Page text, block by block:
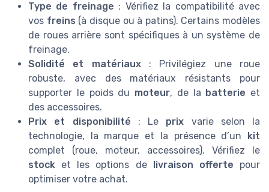
Type de freinage : Vérifiez la compatibilité avec
vos freins (à disque ou à patins). Certains modèles
de roues arrière sont spécifiques à un système de
freinage.
Solidité et matériaux: Privilégiez une roue
robuste, avec des matériaux résistants pour
supporter le poids du moteur, de la batterie et
des accessoires.
Prix et disponibilité : Le prix varie selon la
technologie, la marque et la présence d’un
kit
complet (roue, moteur, accessoires). Vérifiez le
stock et les options de livraison offerte pour
optimiser votre achat.